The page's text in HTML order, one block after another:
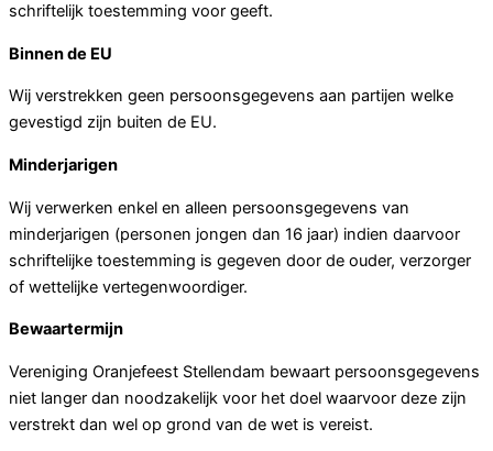
schriftelijk toestemming voor geeft.
Binnen de EU
Wij verstrekken geen persoonsgegevens aan partijen welke
gevestigd zijn buiten de EU.
Minderjarigen
Wij verwerken enkel en alleen persoonsgegevens van
minderjarigen (personen jongen dan 16 jaar) indien daarvoor
schriftelijke toestemming is gegeven door de ouder, verzorger
of wettelijke vertegenwoordiger.
Bewaartermijn
Vereniging Oranjefeest Stellendam bewaart persoonsgegevens
niet langer dan noodzakelijk voor het doel waarvoor deze zijn
verstrekt dan wel op grond van de wet is vereist.